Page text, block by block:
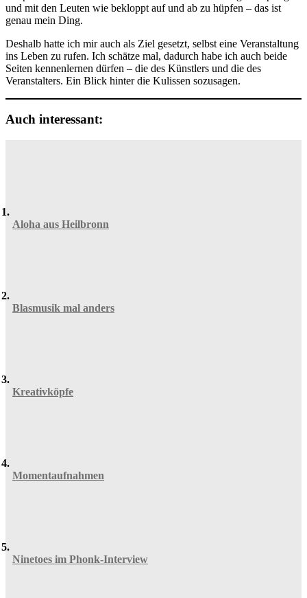
und mit den Leuten wie bekloppt auf und ab zu hüpfen – das ist
genau mein Ding.
Deshalb hatte ich mir auch als Ziel gesetzt, selbst eine Veranstaltung
ins Leben zu rufen. Ich schätze mal, dadurch habe ich auch beide
Seiten kennenlernen dürfen – die des Künstlers und die des
Veranstalters. Ein Blick hinter die Kulissen sozusagen.
Auch interessant:
Aloha aus Heilbronn
Blasmusik mal anders
Kreativköpfe
Momentaufnahmen
Ninetoes im Phonk-Interview